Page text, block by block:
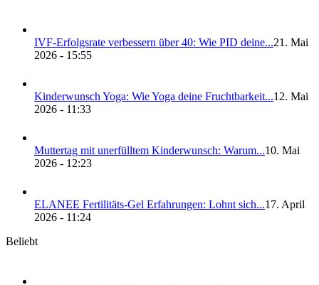
IVF-Erfolgs­ra­te ver­bes­sern über 40: Wie PID dei­ne...21. Mai
2026 - 15:55
Kin­der­wunsch Yoga: Wie Yoga dei­ne Frucht­bar­keit...12. Mai
2026 - 11:33
Mut­ter­tag mit uner­füll­tem Kin­der­wunsch: War­um...10. Mai
2026 - 12:23
ELANEE Fer­ti­li­täts-Gel Erfah­run­gen: Lohnt sich...17. April
2026 - 11:24
Beliebt